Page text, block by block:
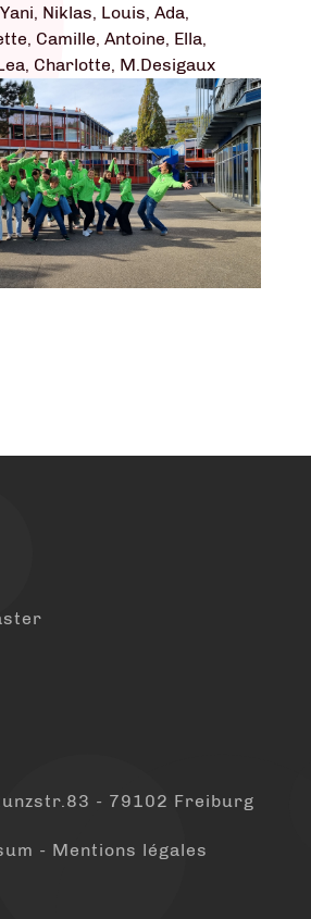
Niklas, Louis, Ada,
Camille, Antoine, Ella,
Charlotte, M.Desigaux
- 79102 Freiburg
- Mentions légales